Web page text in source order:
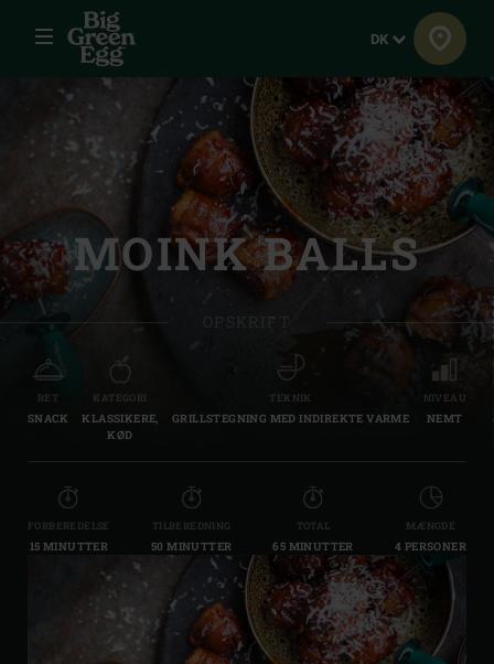
Menu Sprog
DK
MOINK BALLS
OPSKRIFT
RET
SNACK
KATEGORI
KLASSIKERE,
KØD
TEKNIK
GRILLSTEGNING MED INDIREKTE VARME
NIVEAU
NEMT
FORBEREDELSE
15 MINUTTER
TILBEREDNING
50 MINUTTER
TOTAL
65 MINUTTER
MÆNGDE
4 PERSONER